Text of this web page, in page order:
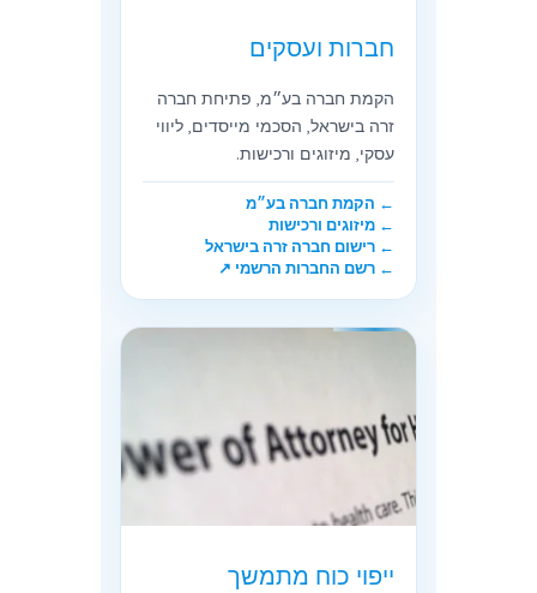
חברות ועסקים
הקמת חברה בע״מ, פתיחת חברה
זרה בישראל, הסכמי מייסדים, ליווי
עסקי, מיזוגים ורכישות.
← הקמת חברה בע״מ
← מיזוגים ורכישות
← רישום חברה זרה בישראל
← רשם החברות הרשמי ↗
ייפוי כוח מתמשך